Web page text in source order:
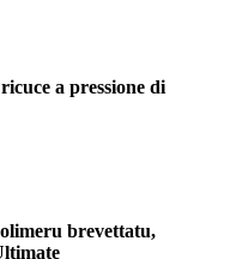
a pressione di
brevettatu,